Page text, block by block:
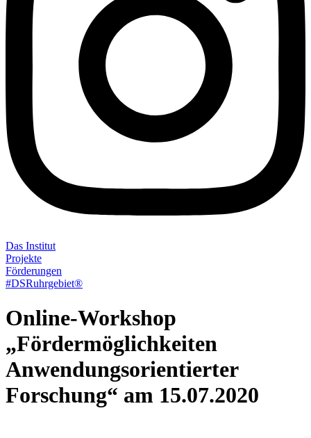
Das Institut
Projekte
Förderungen
#DSRuhrgebiet®
Online-Workshop
„Fördermöglichkeiten
Anwendungsorientierter
Forschung“ am 15.07.2020